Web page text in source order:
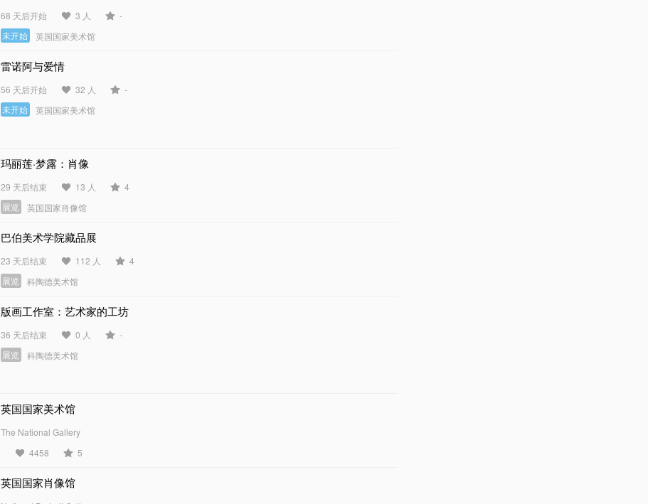
68 天后开始 3 人
-
未开始
英国国家美术馆
雷诺阿与爱情
56 天后开始 32 人
-
未开始
英国国家美术馆
玛丽莲·梦露：肖像
29 天后结束 13 人
4
展览
英国国家肖像馆
巴伯美术学院藏品展
23 天后结束 112 人
4
展览
科陶德美术馆
版画工作室：艺术家的工坊
36 天后结束 0 人
-
展览
科陶德美术馆
英国国家美术馆
The National Gallery
4458
5
英国国家肖像馆